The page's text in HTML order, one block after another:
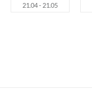
21.04 - 21.05